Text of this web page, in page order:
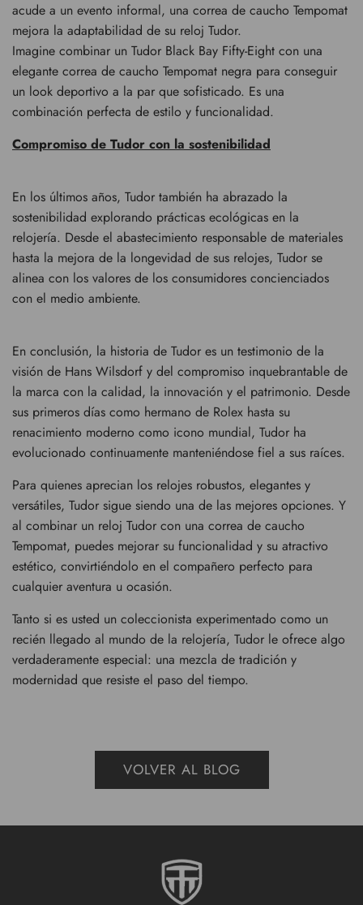
acude a un evento informal, una correa de caucho Tempomat
mejora la adaptabilidad de su reloj Tudor.
Imagine combinar un Tudor Black Bay Fifty-Eight con una
elegante correa de caucho Tempomat negra para conseguir
un look deportivo a la par que sofisticado. Es una
combinación perfecta de estilo y funcionalidad.
Compromiso de Tudor con la sostenibilidad
En los últimos años, Tudor también ha abrazado la
sostenibilidad explorando prácticas ecológicas en la
relojería. Desde el abastecimiento responsable de materiales
hasta la mejora de la longevidad de sus relojes, Tudor se
alinea con los valores de los consumidores concienciados
con el medio ambiente.
En conclusión, la historia de Tudor es un testimonio de la
visión de Hans Wilsdorf y del compromiso inquebrantable de
la marca con la calidad, la innovación y el patrimonio. Desde
sus primeros días como hermano de Rolex hasta su
renacimiento moderno como icono mundial, Tudor ha
evolucionado continuamente manteniéndose fiel a sus raíces.
Para quienes aprecian los relojes robustos, elegantes y
versátiles, Tudor sigue siendo una de las mejores opciones. Y
al combinar un reloj Tudor con una correa de caucho
Tempomat, puedes mejorar su funcionalidad y su atractivo
estético, convirtiéndolo en el compañero perfecto para
cualquier aventura u ocasión.
Tanto si es usted un coleccionista experimentado como un
recién llegado al mundo de la relojería, Tudor le ofrece algo
verdaderamente especial: una mezcla de tradición y
modernidad que resiste el paso del tiempo.
VOLVER AL BLOG